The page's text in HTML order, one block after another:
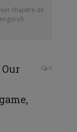
chapitre de
0